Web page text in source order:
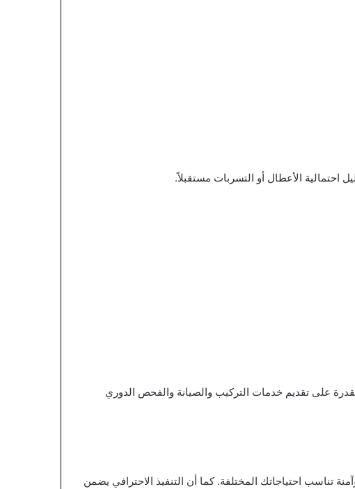
احتمالية الأعطال أو التسربات مستقبلاً.
على تقديم خدمات التركيب والصيانة والفحص الدوري
احتياجاتك المختلفة. كما أن التنفيذ الاحترافي يضمن